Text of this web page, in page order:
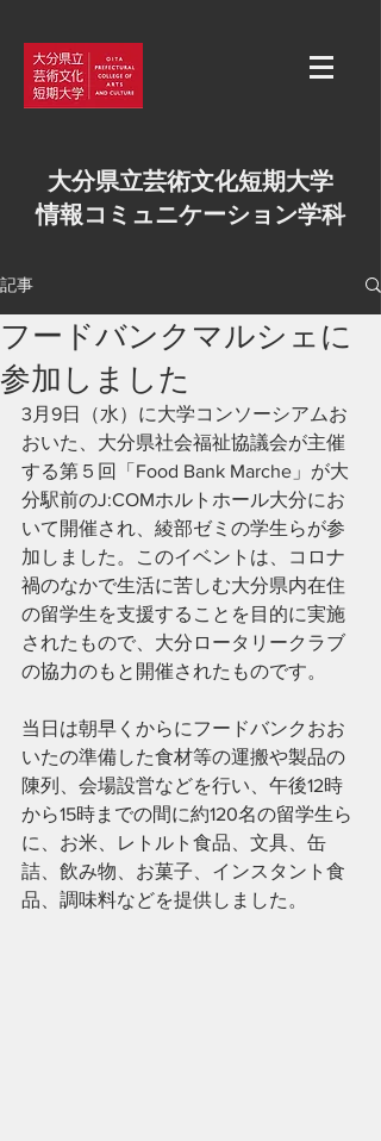
大分県立芸術文化短期大学
情報コミュニケーション学科
記事
フードバンクマルシェに
参加しました
3月9日（水）に大学コンソーシアムお
おいた、大分県社会福祉協議会が主催
する第５回「Food Bank Marche」が大
分駅前のJ:COMホルトホール大分にお
いて開催され、綾部ゼミの学生らが参
加しました。このイベントは、コロナ
禍のなかで生活に苦しむ大分県内在住
の留学生を支援することを目的に実施
されたもので、大分ロータリークラブ
の協力のもと開催されたものです。
当日は朝早くからにフードバンクおお
いたの準備した食材等の運搬や製品の
陳列、会場設営などを行い、午後12時
から15時までの間に約120名の留学生ら
に、お米、レトルト食品、文具、缶
詰、飲み物、お菓子、インスタント食
品、調味料などを提供しました。